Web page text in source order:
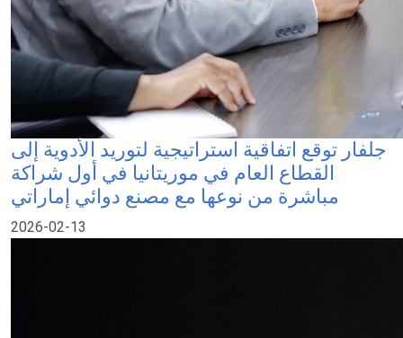
جلفار توقع اتفاقية استراتيجية لتوريد الأدوية إلى
القطاع العام في موريتانيا في أول شراكة
مباشرة من نوعها مع مصنع دوائي إماراتي
2026-02-13